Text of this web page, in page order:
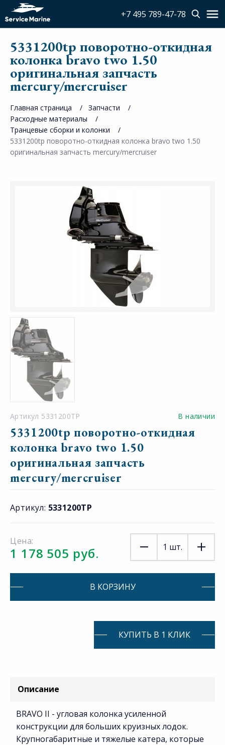
+7 495 789-47-78
5331200tp поворотно-откидная
колонка bravo two 1.50
оригинальная запчасть
mercury/mercruiser
Главная страница
Запчасти
Расходные материалы
Транцевые сборки и колонки
5331200tp поворотно-откидная колонка bravo two 1.50
оригинальная запчасть mercury/mercruiser
Артикул 5331200TP В наличии
5331200tp поворотно-откидная
колонка bravo two 1.50
оригинальная запчасть
mercury/mercruiser
Артикул: 5331200TP
Цена:
1 178 505 руб. 1 шт.
В КОРЗИНУ
КУПИТЬ В 1 КЛИК
Описание
BRAVO II - угловая колонка усиленной
конструкции для больших круизных лодок.
Крупногабаритные и тяжелые катера, которые